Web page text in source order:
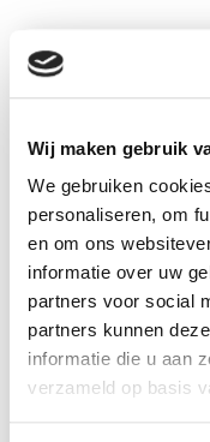
Wij maken gebruik
We gebruiken
personaliseren, om
en om ons
informatie over uw
partners voor social
partners kunnen
informatie die u aan
verzameld op basis
Glas of